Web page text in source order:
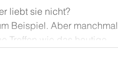
liebt sie nicht?
Beispiel. Aber manchmal
Treffen wie das heutige.